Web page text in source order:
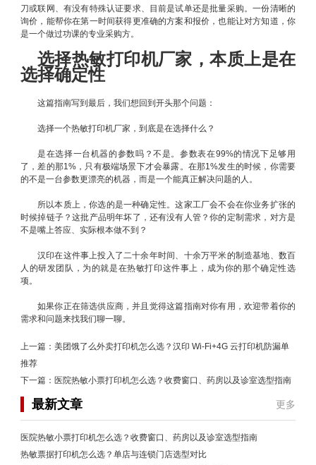
刀或联网、有没有特殊认证要求、目前是试单还是批量采购。一份清晰的
询价，能帮你在第一时间获得更准确的方案和报价，也能让对方知道，你
是一个做过功课的专业采购方。
选择热敏打印机厂家，本质上是在
选择确定性
这篇指南写到最后，我们想回到开头那个问题：
选择一个热敏打印机厂家，到底是在选择什么？
是在选择一台机器的参数吗？不是。参数表在99%的情况下足够用
了，差的那1%，只有极端场景下才会暴露。在那1%发生的时候，你需要
的不是一台参数更漂亮的机器，而是一个能真正解决问题的人。
所以本质上，你选的是一种确定性。这家工厂会不会在你业务扩张的
时候掉链子？这批产品明年坏了，还有没有人管？你的定制需求，对方是
不是嘴上答应、实际根本做不到？
汉印在这件事上投入了二十余年时间、十余万平米的制造基地、数百
人的研发团队，为的就是在热敏打印这件事上，成为你的那个确定性选
项。
如果你正在筛选供应商，并且觉得这篇指南对你有用，欢迎带着你的
需求和问题来找我们聊一聊。
上一篇： 美团饿了么外卖打印机怎么选？汉印 Wi-Fi+4G 云打印机防漏单
推荐
下一篇： 医院热敏小票打印机怎么选？收费窗口、药房以及诊室选型指南
最新文章 更多
医院热敏小票打印机怎么选？收费窗口、药房以及诊室选型指南
热敏票据打印机怎么选？单店与连锁门店选型对比